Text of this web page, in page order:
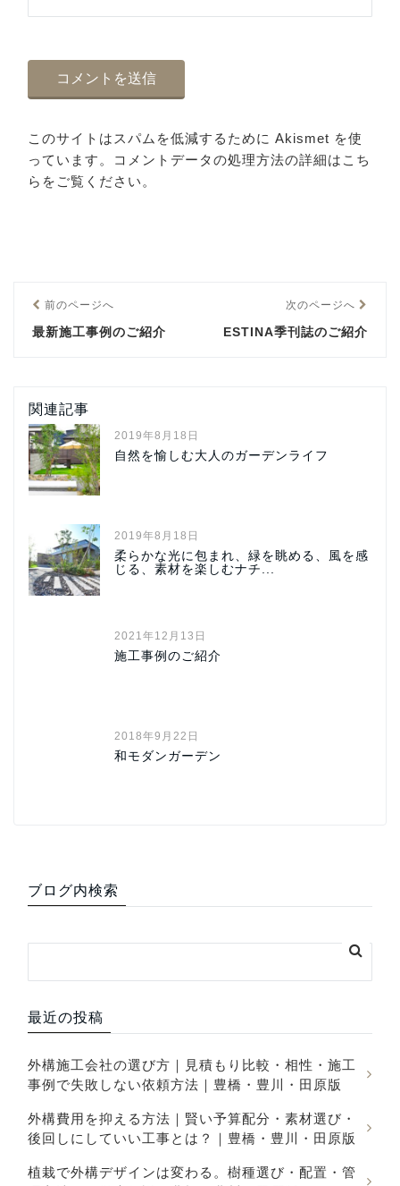
このサイトはスパムを低減するために Akismet を使
っています。
コメントデータの処理方法の詳細はこち
らをご覧ください 。
前のページへ
最新施工事例のご紹介
次のページへ
ESTINA季刊誌のご紹介
関連記事
2019年8月18日
自然を愉しむ大人のガーデンライフ
2019年8月18日
柔らかな光に包まれ、緑を眺める、風を感
じる、素材を楽しむナチ...
2021年12月13日
施工事例のご紹介
2018年9月22日
和モダンガーデン
ブログ内検索
最近の投稿
外構施工会社の選び方｜見積もり比較・相性・施工
事例で失敗しない依頼方法｜豊橋・豊川・田原版
外構費用を抑える方法｜賢い予算配分・素材選び・
後回しにしていい工事とは？｜豊橋・豊川・田原版
植栽で外構デザインは変わる。樹種選び・配置・管